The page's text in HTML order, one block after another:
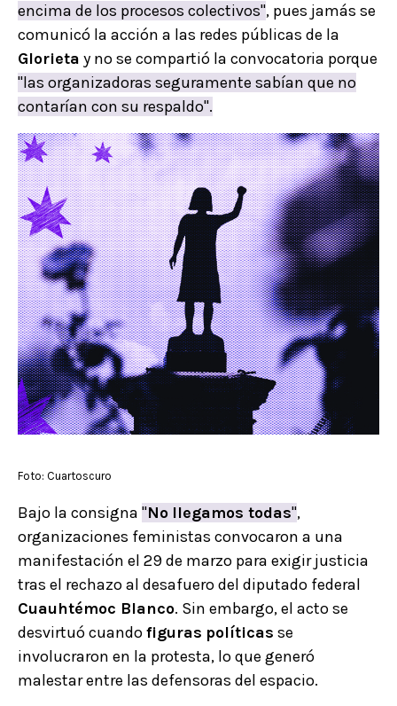
encima de los procesos colectivos", pues jamás se
comunicó la acción a las redes públicas de la
Glorieta y no se compartió la convocatoria porque
"las organizadoras seguramente sabían que no
contarían con su respaldo".
Foto: Cuartoscuro
Bajo la consigna "No llegamos todas",
organizaciones feministas convocaron a una
manifestación el 29 de marzo para exigir justicia
tras el rechazo al desafuero del diputado federal
Cuauhtémoc Blanco. Sin embargo, el acto se
desvirtuó cuandofiguras políticas se
involucraron en la protesta, lo que generó
malestar entre las defensoras del espacio.